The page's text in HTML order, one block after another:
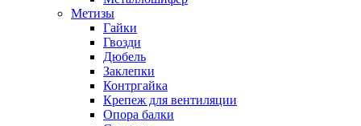
Метизы
Гайки
Гвозди
Дюбель
Заклепки
Контргайка
Крепеж для вентиляции
Опора балки